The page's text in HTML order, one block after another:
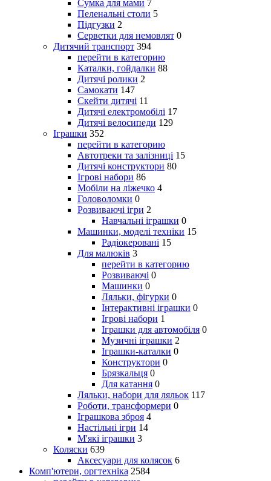
Сумка для мами 7
Пеленальні столи 5
Підгузки 2
Серветки для немовлят 0
Дитячий транспорт 394
перейти в категорию
Каталки, гойдалки 88
Дитячі ролики 2
Самокати 147
Скейти дитячі 11
Дитячі електромобілі 17
Дитячі велосипеди 129
Іграшки 352
перейти в категорию
Автотреки та залізниці 15
Дитячі конструктори 80
Ігрові набори 86
Мобіли на ліжечко 4
Головоломки 0
Розвиваючі ігри 2
Навчальні іграшки 0
Машинки, моделі техніки 15
Радіокеровані 15
Для малюків 3
перейти в категорию
Розвиваючі 0
Машинки 0
Ляльки, фігурки 0
Інтерактивні іграшки 0
Ігрові набори 1
Іграшки для автомобіля 0
Музичні іграшки 2
Іграшки-каталки 0
Конструктори 0
Брязкальця 0
Для катання 0
Ляльки, набори для ляльок 117
Роботи, трансформери 0
Іграшкова зброя 4
Настільні ігри 14
М'які іграшки 3
Коляски 639
Аксесуари для колясок 6
Комп'ютери, оргтехніка 2584